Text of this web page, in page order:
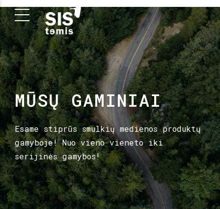
MŪSŲ GAMINIAI
Esame stiprūs smulkių medienos produktų
gamyboje! Nuo vieno vieneto iki
serijinės gamybos!